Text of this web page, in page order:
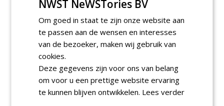
Plaats een gratis advertentie
AGENDA
NWST NeWSTories BV
Om goed in staat te zijn onze website aan
te passen aan de wensen en interesses
van de bezoeker, maken wij gebruik van
cookies.
Deze gegevens zijn voor ons van belang
om voor u een prettige website ervaring
te kunnen blijven ontwikkelen. Lees verder